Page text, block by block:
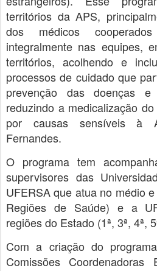
territórios da APS,
dos médicos
integralmente nas equipes,
territórios, acolhendo e
processos de cuidado que
prevenção das doenças
reduzindo a medicalização
por causas sensíveis à
Fernandes.
O programa tem
supervisores das
UFERSA que atua no médio
Regiões de Saúde) e a
regiões do Estado (1ª, 3ª, 4ª,
Com a criação do
Comissões Coordenadoras